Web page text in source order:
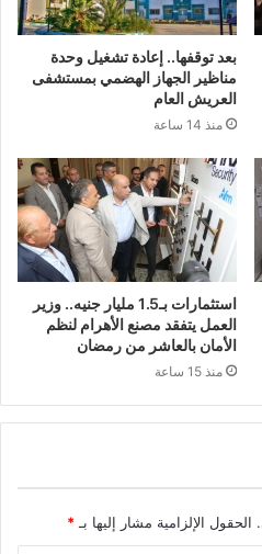
بعد توقفها.. إعادة تشغيل وحدة
مناظير الجهاز الهضمي بمستشفى
العريش العام
منذ 14 ساعة
استثمارات بـ1.5 مليار جنيه.. وزير
العمل يتفقد مصنع الأهرام لنظم
الأمان بالعاشر من رمضان
منذ 15 ساعة
الحقول الإلزامية مشار إليها بـ *